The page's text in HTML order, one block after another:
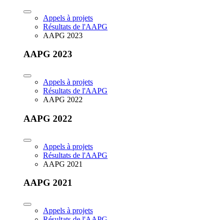
Appels à projets
Résultats de l'AAPG
AAPG 2023
AAPG 2023
Appels à projets
Résultats de l'AAPG
AAPG 2022
AAPG 2022
Appels à projets
Résultats de l'AAPG
AAPG 2021
AAPG 2021
Appels à projets